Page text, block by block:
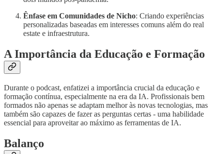
Ênfase em Comunidades de Nicho: Criando experiências
personalizadas baseadas em interesses comuns além do real
estate e infraestrutura.
A Importância da Educação e Formação
Durante o podcast, enfatizei a importância crucial da educação e
formação contínua, especialmente na era da IA. Profissionais bem
formados não apenas se adaptam melhor às novas tecnologias, mas
também são capazes de fazer as perguntas certas - uma habilidade
essencial para aproveitar ao máximo as ferramentas de IA.
Balanço